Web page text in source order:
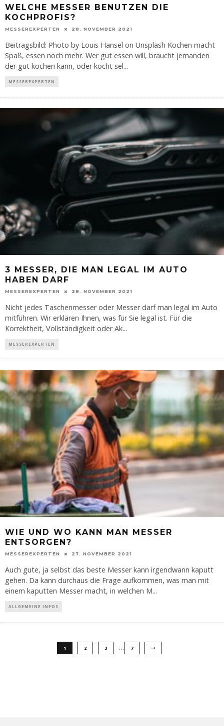
WELCHE MESSER BENUTZEN DIE
KOCHPROFIS?
MESSEREXPERTEN 28. NOVEMBER 2021
Beitragsbild: Photo by Louis Hansel on Unsplash Kochen macht
Spaß, essen noch mehr. Wer gut essen will, braucht jemanden
der gut kochen kann, oder kocht sel...
MESSEREXPERTEN
3 MESSER, DIE MAN LEGAL IM AUTO
HABEN DARF
MESSEREXPERTEN 28. NOVEMBER 2021
Nicht jedes Taschenmesser oder Messer darf man legal im Auto
mitführen. Wir erklären Ihnen, was für Sie legal ist. Für die
Korrektheit, Vollständigkeit oder Ak...
MESSEREXPERTEN
WIE UND WO KANN MAN MESSER
ENTSORGEN?
MESSEREXPERTEN 27. NOVEMBER 2021
Auch gute, ja selbst das beste Messer kann irgendwann kaputt
gehen. Da kann durchaus die Frage aufkommen, was man mit
einem kaputten Messer macht, in welchen M...
ALLGEMEINE INFOS
1 2 3 … 7